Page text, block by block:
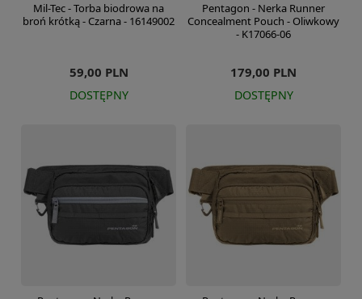
Mil-Tec - Torba biodrowa na
broń krótką - Czarna - 16149002
59,00 PLN
DOSTĘPNY
Pentagon - Nerka Runner
Concealment Pouch - Oliwkowy
- K17066-06
179,00 PLN
DOSTĘPNY